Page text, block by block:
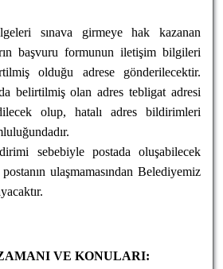
sınava girmeye hak kazanan
başvuru formunun iletişim bilgileri
olduğu adrese gönderilecektir.
belirtilmiş olan adres tebligat adresi
olup, hatalı adres bildirimleri
sebebiyle postada oluşabilecek
ulaşmamasından Belediyemiz
VE KONULARI: